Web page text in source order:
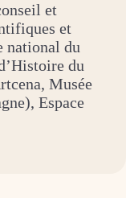
et
et
national du
du
Musée
Espace